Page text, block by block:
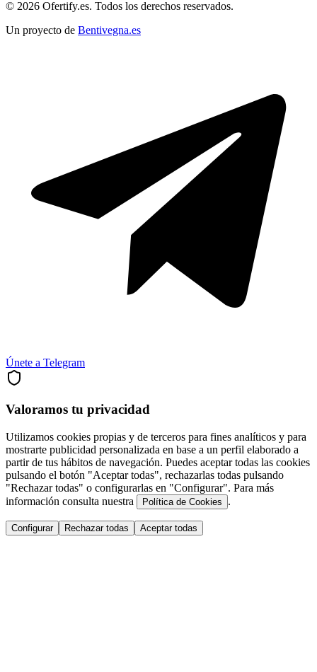
© 2026 Ofertify.es. Todos los derechos reservados.
Un proyecto de Bentivegna.es
Únete a Telegram
Valoramos tu privacidad
Utilizamos cookies propias y de terceros para fines analíticos y para
mostrarte publicidad personalizada en base a un perfil elaborado a
partir de tus hábitos de navegación. Puedes aceptar todas las cookies
pulsando el botón "Aceptar todas", rechazarlas todas pulsando
"Rechazar todas" o configurarlas en "Configurar". Para más
información consulta nuestra
Política de Cookies .
Configurar Rechazar todas Aceptar todas